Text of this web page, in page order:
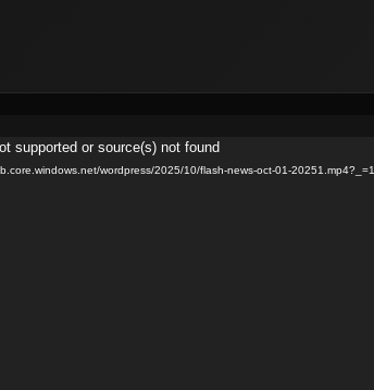
supported or source(s) not found
wordpress/2025/10/flash-news-oct-01-20251.mp4?_=1